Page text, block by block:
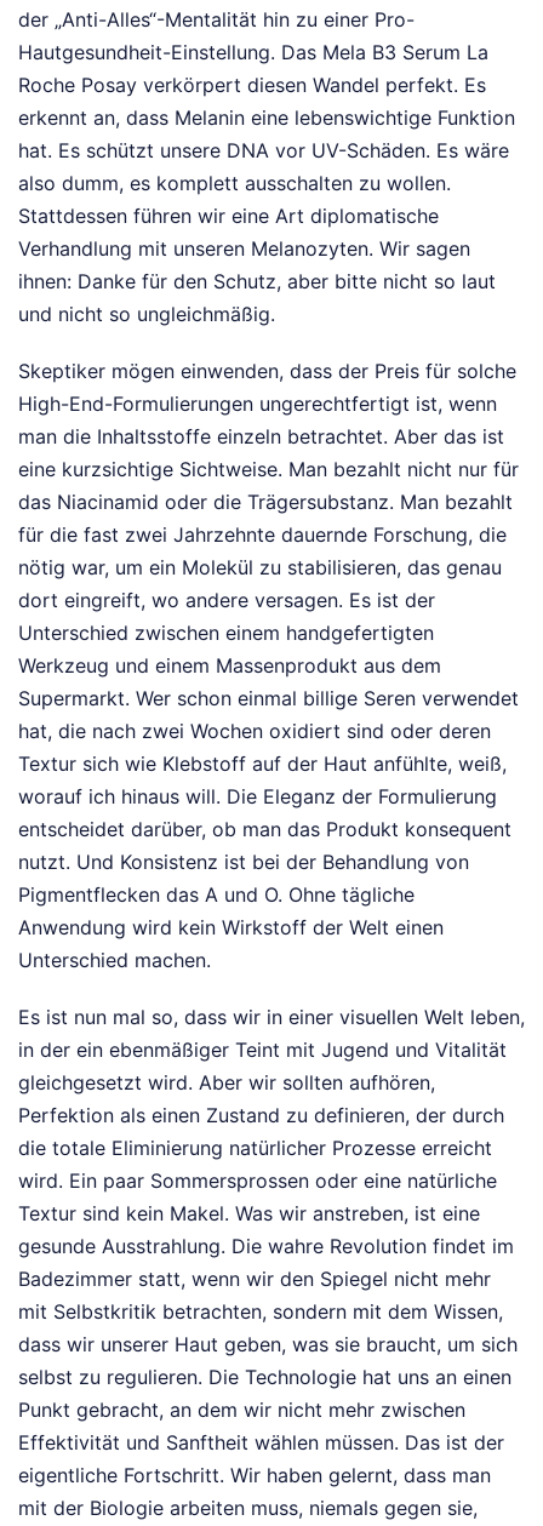
der „Anti-Alles“-Mentalität hin zu einer Pro-
Hautgesundheit-Einstellung. Das Mela B3 Serum La
Roche Posay verkörpert diesen Wandel perfekt. Es
erkennt an, dass Melanin eine lebenswichtige Funktion
hat. Es schützt unsere DNA vor UV-Schäden. Es wäre
also dumm, es komplett ausschalten zu wollen.
Stattdessen führen wir eine Art diplomatische
Verhandlung mit unseren Melanozyten. Wir sagen
ihnen: Danke für den Schutz, aber bitte nicht so laut
und nicht so ungleichmäßig.
Skeptiker mögen einwenden, dass der Preis für solche
High-End-Formulierungen ungerechtfertigt ist, wenn
man die Inhaltsstoffe einzeln betrachtet. Aber das ist
eine kurzsichtige Sichtweise. Man bezahlt nicht nur für
das Niacinamid oder die Trägersubstanz. Man bezahlt
für die fast zwei Jahrzehnte dauernde Forschung, die
nötig war, um ein Molekül zu stabilisieren, das genau
dort eingreift, wo andere versagen. Es ist der
Unterschied zwischen einem handgefertigten
Werkzeug und einem Massenprodukt aus dem
Supermarkt. Wer schon einmal billige Seren verwendet
hat, die nach zwei Wochen oxidiert sind oder deren
Textur sich wie Klebstoff auf der Haut anfühlte, weiß,
worauf ich hinaus will. Die Eleganz der Formulierung
entscheidet darüber, ob man das Produkt konsequent
nutzt. Und Konsistenz ist bei der Behandlung von
Pigmentflecken das A und O. Ohne tägliche
Anwendung wird kein Wirkstoff der Welt einen
Unterschied machen.
Es ist nun mal so, dass wir in einer visuellen Welt leben,
in der ein ebenmäßiger Teint mit Jugend und Vitalität
gleichgesetzt wird. Aber wir sollten aufhören,
Perfektion als einen Zustand zu definieren, der durch
die totale Eliminierung natürlicher Prozesse erreicht
wird. Ein paar Sommersprossen oder eine natürliche
Textur sind kein Makel. Was wir anstreben, ist eine
gesunde Ausstrahlung. Die wahre Revolution findet im
Badezimmer statt, wenn wir den Spiegel nicht mehr
mit Selbstkritik betrachten, sondern mit dem Wissen,
dass wir unserer Haut geben, was sie braucht, um sich
selbst zu regulieren. Die Technologie hat uns an einen
Punkt gebracht, an dem wir nicht mehr zwischen
Effektivität und Sanftheit wählen müssen. Das ist der
eigentliche Fortschritt. Wir haben gelernt, dass man
mit der Biologie arbeiten muss, niemals gegen sie,